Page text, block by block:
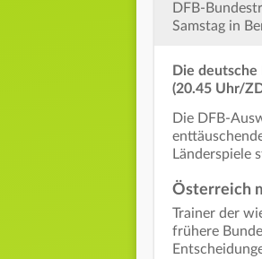
DFB-
Samstag in
Die deutsche
(20.45 Uhr/
Die DFB-
Länderspiele
Österreich
Trainer der
frühere